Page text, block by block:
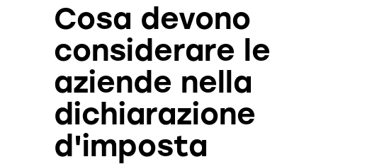
Cosa devono
considerare le
aziende nella
dichiarazione
d'imposta